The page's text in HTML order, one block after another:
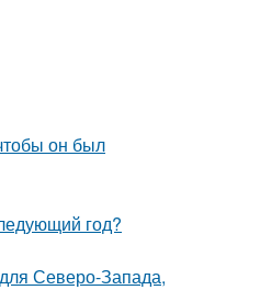
он был
год?
Северо-Запада,